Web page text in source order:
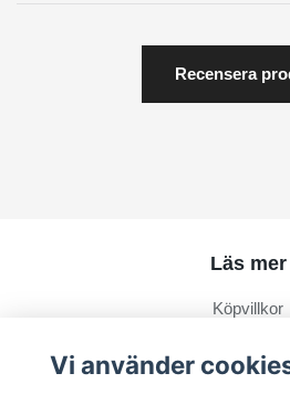
Recensera
Läs mer
Köpvillkor
Om
Vi använder